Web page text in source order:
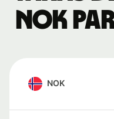
NOK
NOK